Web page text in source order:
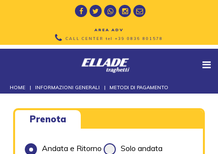
AREA ADV
CALL CENTER tel +39 0836 801578
HOME INFORMAZIONI GENERALI METODI DI PAGAMENTO
Prenota
Andata e Ritorno Solo andata